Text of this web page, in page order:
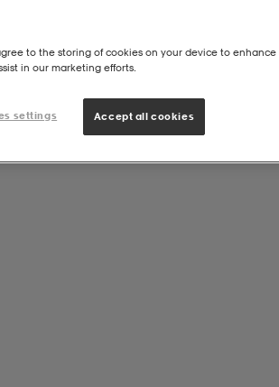
to the storing of cookies on your device to enhance
in our marketing efforts.
settings Accept all cookies